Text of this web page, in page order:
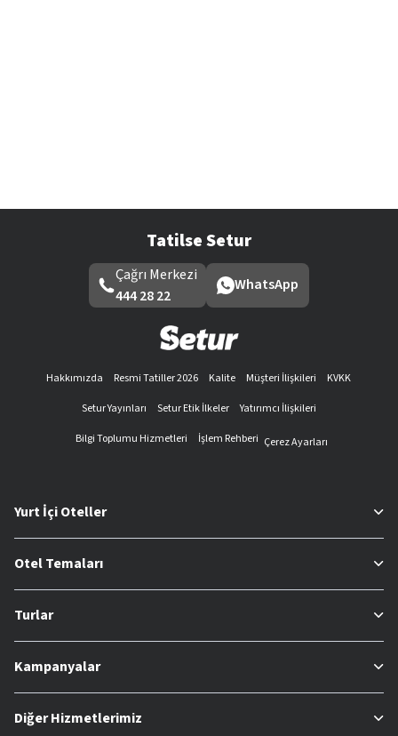
Tatilse Setur
Çağrı Merkezi
444 28 22
WhatsApp
Hakkımızda Resmi Tatiller 2026 Kalite Müşteri İlişkileri
KVKK
Setur Yayınları
Setur Etik İlkeler
Yatırımcı İlişkileri
Bilgi Toplumu Hizmetleri
İşlem Rehberi Çerez Ayarları
Yurt İçi Oteller
Otel Temaları
Turlar
Kampanyalar
Diğer Hizmetlerimiz